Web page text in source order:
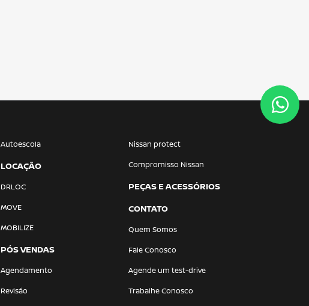
Autoescola
LOCAÇÃO
DRLOC
MOVE
MOBILIZE
PÓS VENDAS
Agendamento
Revisão
Nissan protect
Compromisso Nissan
PEÇAS E ACESSÓRIOS
CONTATO
Quem Somos
Fale Conosco
Agende um test-drive
Trabalhe Conosco